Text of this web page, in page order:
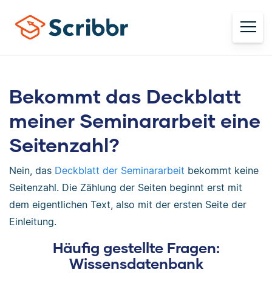
Bekommt das Deckblatt
meiner Seminararbeit eine
Seitenzahl?
Nein, das Deckblatt der Seminararbeit bekommt keine
Seitenzahl. Die Zählung der Seiten beginnt erst mit
dem eigentlichen Text, also mit der ersten Seite der
Einleitung.
Häufig gestellte Fragen:
Wissensdatenbank